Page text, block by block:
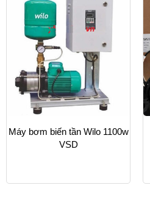
Máy bơm biến tần Wilo 1100w
VSD